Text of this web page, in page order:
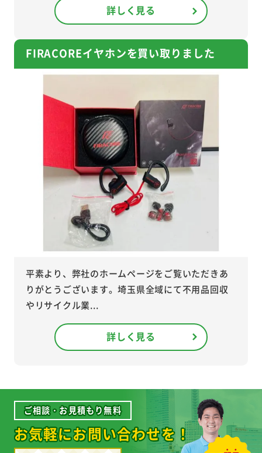
詳しく見る
FIRACOREイヤホンを買い取りました
平素より、弊社のホームページをご覧いただきあ
りがとうございます。埼玉県全域にて不用品回収
やリサイクル業...
詳しく見る
ご相談・お見積もり無料
お気軽にお問い合わせを！